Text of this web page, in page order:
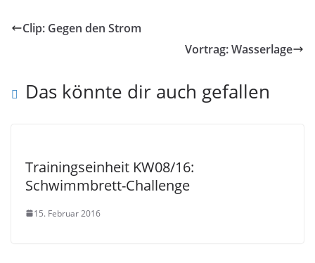
Clip: Gegen den Strom
Vortrag: Wasserlage
Das könnte dir auch gefallen
Trainingseinheit KW08/16:
Schwimmbrett-Challenge
15. Februar 2016